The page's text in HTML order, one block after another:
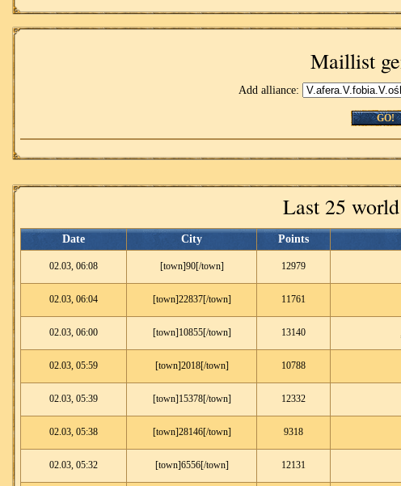
Maillist
Add alliance:
GO!
Last 25
Date City Points
02.03, 06:08 [town]90[/town] 12979
02.03, 06:04 [town]22837[/town] 11761
02.03, 06:00 [town]10855[/town] 13140
02.03, 05:59 [town]2018[/town] 10788
02.03, 05:39 [town]15378[/town] 12332
02.03, 05:38 [town]28146[/town] 9318
02.03, 05:32 [town]6556[/town] 12131